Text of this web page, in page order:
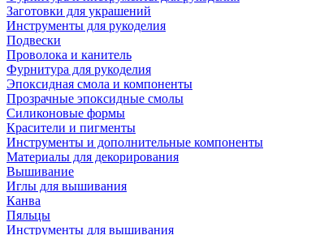
Заготовки для украшений
Инструменты для рукоделия
Подвески
Проволока и канитель
Фурнитура для рукоделия
Эпоксидная смола и компоненты
Прозрачные эпоксидные смолы
Силиконовые формы
Красители и пигменты
Инструменты и дополнительные компоненты
Материалы для декорирования
Вышивание
Иглы для вышивания
Канва
Пяльцы
Инструменты для вышивания